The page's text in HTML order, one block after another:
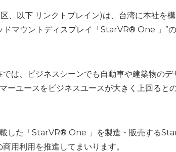
、以下 リンクトブレイン)は、台湾に本社を
マウントディスプレイ「StarVR® One 」”
は、ビジネスシーンでも自動車や建築物のデ
ユースをビジネスユースが大きく上回ると
した「StarVR® One 」を製造・販売する
用利用を推進してまいります。